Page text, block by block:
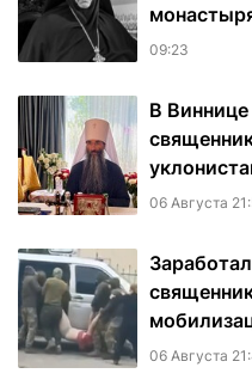
09:23
В
06 Августа
06 Августа